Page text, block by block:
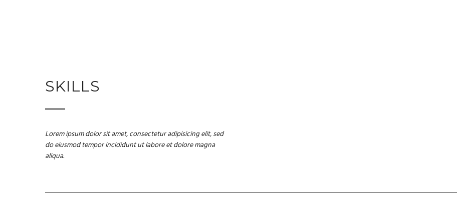
SKILLS
Lorem ipsum dolor sit amet, consectetur adipisicing elit, sed
do eiusmod tempor incididunt ut labore et dolore magna
aliqua.